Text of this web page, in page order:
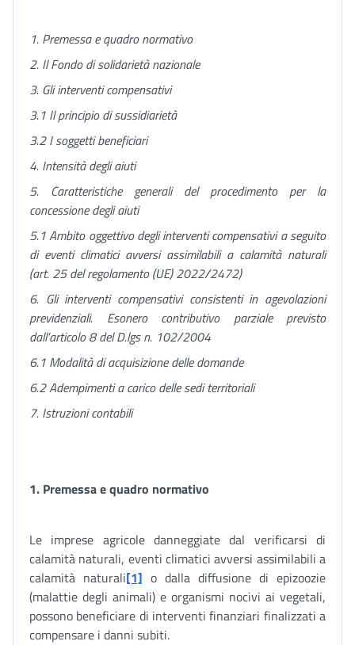
1. Premessa e quadro normativo
2. Il Fondo di solidarietà nazionale
3. Gli interventi compensativi
3.1 Il principio di sussidiarietà
3.2 I soggetti beneficiari
4. Intensità degli aiuti
5. Caratteristiche generali del procedimento per la
concessione degli aiuti
5.1 Ambito oggettivo degli interventi compensativi a seguito
di eventi climatici avversi assimilabili a calamità naturali
(art. 25 del regolamento (UE) 2022/2472)
6. Gli interventi compensativi consistenti in agevolazioni
previdenziali. Esonero contributivo parziale previsto
dall’articolo 8 del D.lgs n. 102/2004
6.1 Modalità di acquisizione delle domande
6.2 Adempimenti a carico delle sedi territoriali
7. Istruzioni contabili
1. Premessa e quadro normativo
Le imprese agricole danneggiate dal verificarsi di
calamità naturali, eventi climatici avversi assimilabili a
calamità naturali[1] o dalla diffusione di epizoozie
(malattie degli animali) e organismi nocivi ai vegetali,
possono beneficiare di interventi finanziari finalizzati a
compensare i danni subiti.